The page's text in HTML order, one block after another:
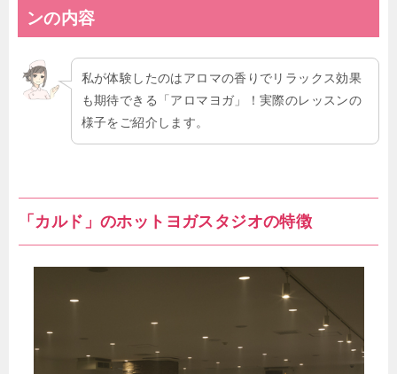
ンの内容
私が体験したのはアロマの香りでリラックス効果
も期待できる「アロマヨガ」！実際のレッスンの
様子をご紹介します。
「カルド」のホットヨガスタジオの特徴